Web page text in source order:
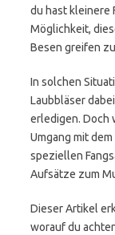
du hast kleinere
Möglichkeit,
Besen greifen
In solchen
Laubbläser
erledigen. Doch
Umgang mit
speziellen
Aufsätze zum
Dieser Artikel
worauf du